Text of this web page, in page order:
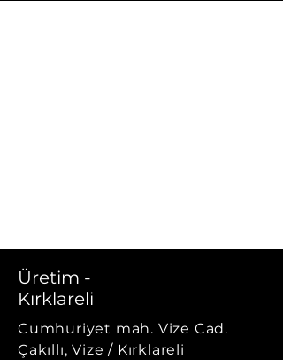
Üretim -
Kırklareli
Cumhuriyet mah. Vize Cad.
Çakıllı, Vize / Kırklareli